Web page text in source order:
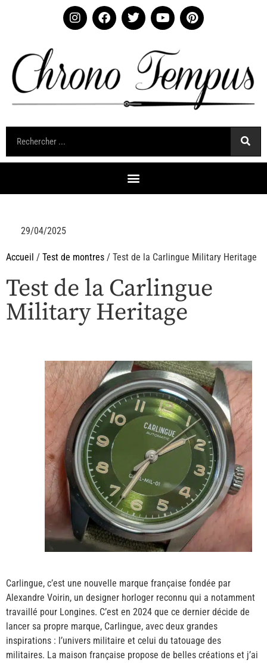
29/04/2025
Accueil / Test de montres / Test de la Carlingue Military Heritage
Test de la Carlingue
Military Heritage
Carlingue, c’est une nouvelle marque française fondée par
Alexandre Voirin, un designer horloger reconnu qui a notamment
travaillé pour Longines. C’est en 2024 que ce dernier décide de
lancer sa propre marque, Carlingue, avec deux grandes
inspirations : l’univers militaire et celui du tatouage des
militaires. La maison française propose de belles créations et j’ai